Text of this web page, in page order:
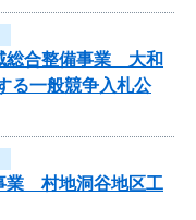
総合整備事業 大和
る一般競争入札公
業 村地洞谷地区工